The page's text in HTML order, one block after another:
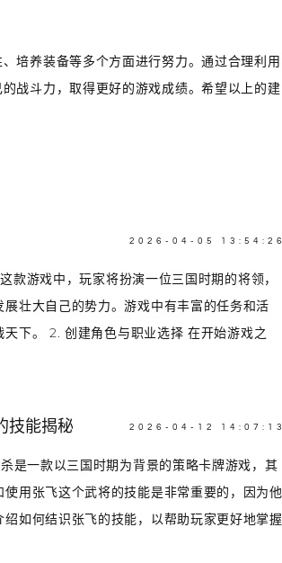
培养装备等多个方面进行努力。通过合理利用
战斗力，取得更好的游戏成绩。希望以上的建
2026-04-05 13:54:26
款游戏中，玩家将扮演一位三国时期的将领，
壮大自己的势力。游戏中有丰富的任务和活
下。 2. 创建角色与职业选择 在开始游戏之
技能揭秘 2026-04-12 14:07:13
是一款以三国时期为背景的策略卡牌游戏，其
用张飞这个武将的技能是非常重要的，因为他
如何结识张飞的技能，以帮助玩家更好地掌握